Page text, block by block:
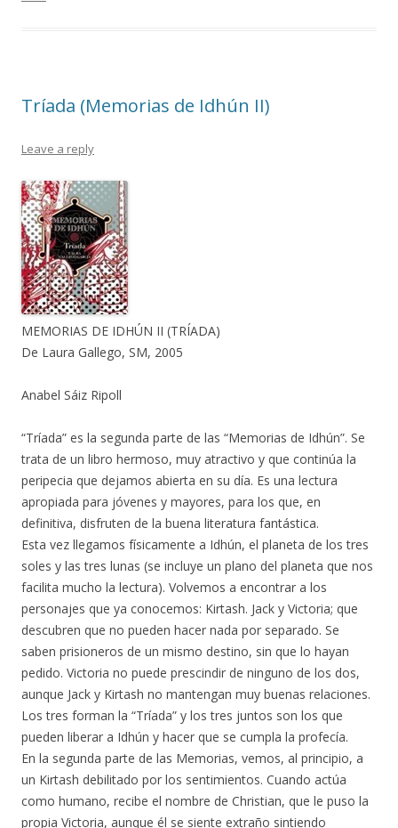
Tríada (Memorias de Idhún II)
Leave a reply
MEMORIAS DE IDHÚN II (TRÍADA)
De Laura Gallego, SM, 2005
Anabel Sáiz Ripoll
“Tríada” es la segunda parte de las “Memorias de Idhún”. Se
trata de un libro hermoso, muy atractivo y que continúa la
peripecia que dejamos abierta en su día. Es una lectura
apropiada para jóvenes y mayores, para los que, en
definitiva, disfruten de la buena literatura fantástica.
Esta vez llegamos físicamente a Idhún, el planeta de los tres
soles y las tres lunas (se incluye un plano del planeta que nos
facilita mucho la lectura). Volvemos a encontrar a los
personajes que ya conocemos: Kirtash. Jack y Victoria; que
descubren que no pueden hacer nada por separado. Se
saben prisioneros de un mismo destino, sin que lo hayan
pedido. Victoria no puede prescindir de ninguno de los dos,
aunque Jack y Kirtash no mantengan muy buenas relaciones.
Los tres forman la “Tríada” y los tres juntos son los que
pueden liberar a Idhún y hacer que se cumpla la profecía.
En la segunda parte de las Memorias, vemos, al principio, a
un Kirtash debilitado por los sentimientos. Cuando actúa
como humano, recibe el nombre de Christian, que le puso la
propia Victoria, aunque él se siente extraño sintiendo